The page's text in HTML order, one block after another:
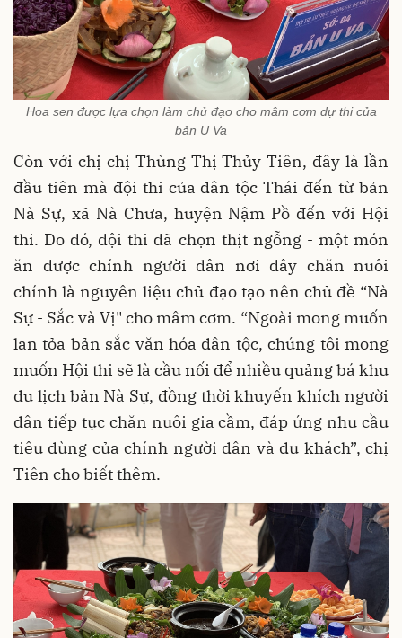
Hoa sen được lựa chọn làm chủ đạo cho mâm cơm dự thi của
bản U Va
Còn với chị chị Thùng Thị Thủy Tiên, đây là lần
đầu tiên mà đội thi của dân tộc Thái đến từ bản
Nà Sự, xã Nà Chưa, huyện Nậm Pồ đến với Hội
thi. Do đó, đội thi đã chọn thịt ngỗng - một món
ăn được chính người dân nơi đây chăn nuôi
chính là nguyên liệu chủ đạo tạo nên chủ đề “Nà
Sự - Sắc và Vị" cho mâm cơm. “Ngoài mong muốn
lan tỏa bản sắc văn hóa dân tộc, chúng tôi mong
muốn Hội thi sẽ là cầu nối để nhiều quảng bá khu
du lịch bản Nà Sự, đồng thời khuyến khích người
dân tiếp tục chăn nuôi gia cầm, đáp ứng nhu cầu
tiêu dùng của chính người dân và du khách”, chị
Tiên cho biết thêm.